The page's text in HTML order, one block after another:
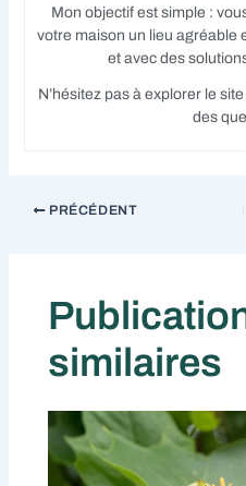
Mon objectif est simple :
votre maison un lieu agréable
et avec des
N’hésitez pas à explorer le
des
PRÉCÉDENT
similaires